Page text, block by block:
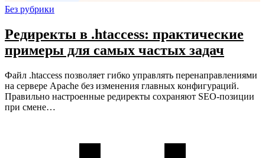
Без рубрики
Редиректы в .htaccess: практические
примеры для самых частых задач
Файл .htaccess позволяет гибко управлять перенаправлениями
на сервере Apache без изменения главных конфигураций.
Правильно настроенные редиректы сохраняют SEO-позиции
при смене…